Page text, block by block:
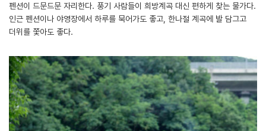
펜션이 드문드문 자리한다. 풍기 사람들이 희방계곡 대신 편하게 찾는 물가다.
인근 펜션이나 야영장에서 하루를 묵어가도 좋고, 한나절 계곡에 발 담그고
더위를 쫓아도 좋다.